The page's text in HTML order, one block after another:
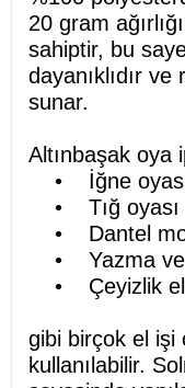
20 gram
sahiptir, bu
dayanıklıdır
sunar.
Altınbaşak oya
• İğne
• Tığ oyası
• Dantel
• Yazma ve
• Çeyizlik el
gibi birçok el işi
kullanılabilir.